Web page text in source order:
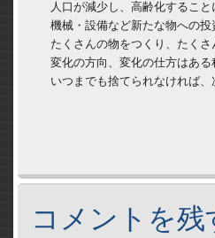
人口が減少し、高齢化すること
機械・設備など新たな物への投
たくさんの物をつくり、たくさ
変化の方向、変化の仕方はある
いつまでも捨てられなければ、
コメントを残